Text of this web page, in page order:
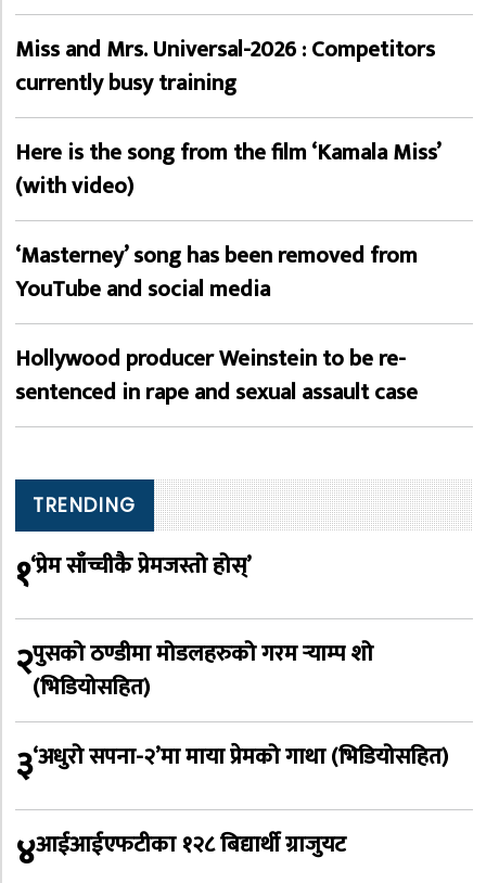
Miss and Mrs. Universal-2026 : Competitors
currently busy training
Here is the song from the film ‘Kamala Miss’
(with video)
‘Masterney’ song has been removed from
YouTube and social media
Hollywood producer Weinstein to be re-
sentenced in rape and sexual assault case
TRENDING
१‘प्रेम साँच्चीकै प्रेमजस्तो होस्’
२पुसको ठण्डीमा मोडलहरुको गरम र्‍याम्प शो
(भिडियोसहित)
३‘अधुरो सपना-२’मा माया प्रेमको गाथा (भिडियोसहित)
४आईआईएफटीका १२८ बिद्यार्थी ग्राजुयट